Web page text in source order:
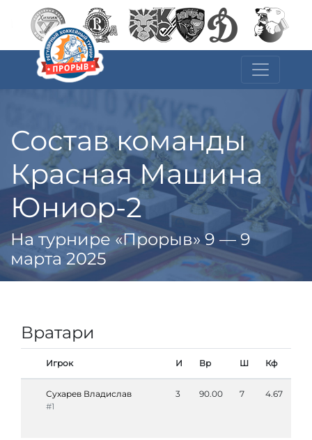
Состав команды
Красная Машина
Юниор-2
На турнире «Прорыв» 9 — 9
марта 2025
Вратари
Игрок И Вр Ш Кф
Сухарев Владислав
#1
3 90.00 7 4.67